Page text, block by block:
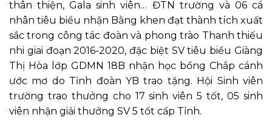
thân thiện, Gala sinh viên… ĐTN trường và 06 cá
nhân tiêu biểu nhận Bằng khen đạt thành tích xuất
sắc trong công tác đoàn và phong trào Thanh thiếu
nhi giai đoạn 2016-2020, đặc biệt SV tiêu biểu Giàng
Thị Hòa lớp GDMN 18B nhận học bổng Chắp cánh
ước mơ do Tỉnh đoàn YB trao tặng. Hội Sinh viên
trường trao thưởng cho 17 sinh viên 5 tốt, 05 sinh
viên nhận giải thưởng SV 5 tốt cấp Tỉnh.